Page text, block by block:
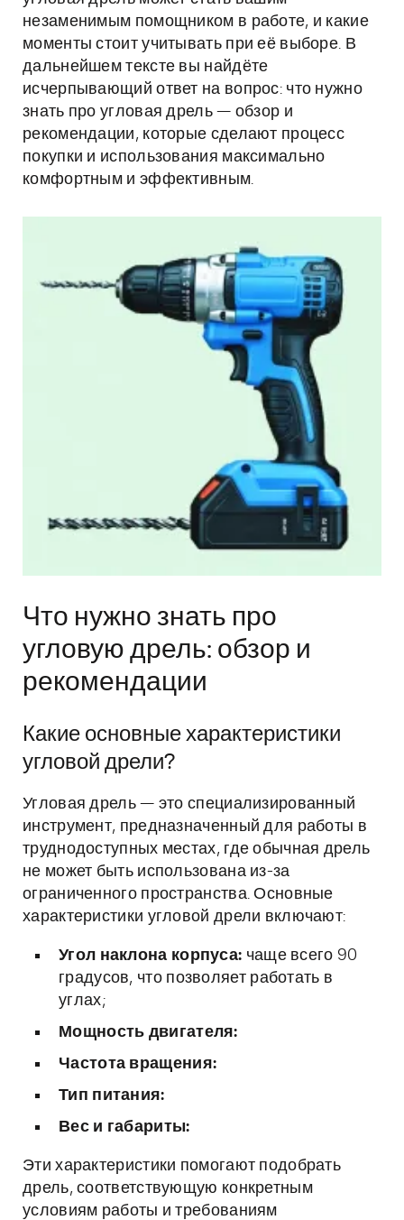
незаменимым помощником в работе, и какие
моменты стоит учитывать при её выборе. В
дальнейшем тексте вы найдёте
исчерпывающий ответ на вопрос: что нужно
знать про угловая дрель — обзор и
рекомендации, которые сделают процесс
покупки и использования максимально
комфортным и эффективным.
Что нужно знать про
угловую дрель: обзор и
рекомендации
Какие основные характеристики
угловой дрели?
Угловая дрель — это специализированный
инструмент, предназначенный для работы в
труднодоступных местах, где обычная дрель
не может быть использована из-за
ограниченного пространства. Основные
характеристики угловой дрели включают:
Угол наклона корпуса: чаще всего 90
градусов, что позволяет работать в
углах;
Мощность двигателя:
Частота вращения:
Тип питания:
Вес и габариты:
Эти характеристики помогают подобрать
дрель, соответствующую конкретным
условиям работы и требованиям